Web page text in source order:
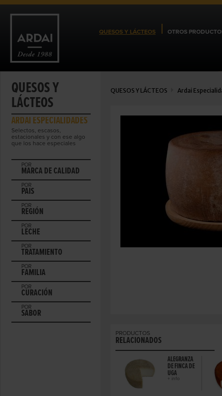
QUESOS Y LÁCTEOS OTROS
QUESOS Y
LÁCTEOS
ARDAI ESPECIALIDADES
Selectos, escasos,
estacionales y con ese algo
que los hace especiales
POR
MARCA DE CALIDAD
POR
PAIS
POR
REGIÓN
POR
LECHE
POR
TRATAMIENTO
POR
FAMILIA
POR
CURACIÓN
POR
SABOR
QUESOS Y LÁCTEOS Ardai
PRODUCTOS
RELACIONADOS
ALEGRANZA
DE FINCA DE
UGA
+ info